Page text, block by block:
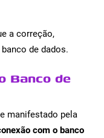
a correção,
de dados.
Banco de
manifestado pela
com o banco